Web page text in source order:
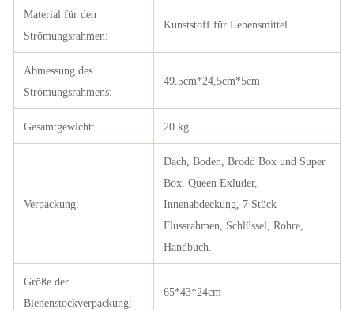
Material für den
Strömungsrahmen:
Kunststoff für Lebensmittel
Abmessung des
Strömungsrahmens:
49.5cm*24,5cm*5cm
Gesamtgewicht: 20 kg
Verpackung:
Dach, Boden, Brodd Box und Super
Box, Queen Exluder,
Innenabdeckung, 7 Stück
Flussrahmen, Schlüssel, Rohre,
Handbuch.
Größe der
Bienenstockverpackung:
65*43*24cm